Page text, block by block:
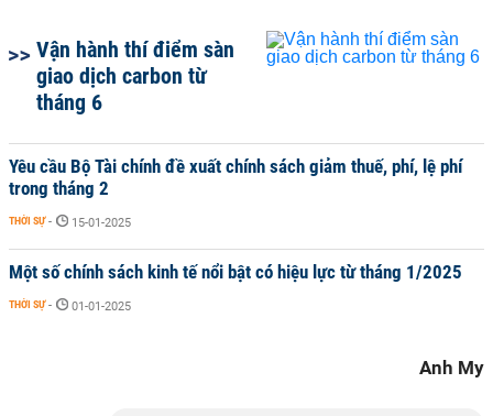
Vận hành thí điểm sàn
giao dịch carbon từ
tháng 6
Yêu cầu Bộ Tài chính đề xuất chính sách giảm thuế, phí, lệ phí
trong tháng 2
THỜI SỰ - 15-01-2025
Một số chính sách kinh tế nổi bật có hiệu lực từ tháng 1/2025
THỜI SỰ - 01-01-2025
Anh My